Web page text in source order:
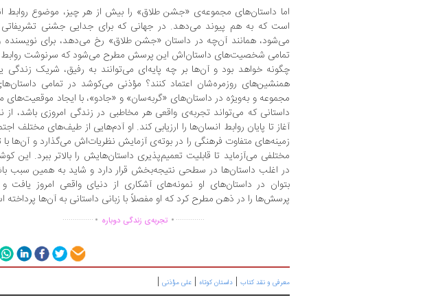
اما داستان‌های مجموعه‌ی «جشن طلاق» را بیش از هر چیز، موضوع روابط
است که به هم پیوند می‌دهد. در جهانی که برای جدایی جشنی تشریفاتی
می‌شود، همانند آن‌چه در داستان‌ «جشن طلاق» رخ می‌دهد، برای نویسنده و
تمامی شخصیت‌های داستان‌اش این پرسش مطرح می‌شود که سرنوشت روابط
چگونه خواهد بود و آن‌ها بر چه پایه‌ای می‌توانند به رفیق، شریک زندگی
همنشین‌های روزمره‌شان اعتماد کنند؟ مؤذنی می‌کوشد در تمامی
مجموعه و به‌ویژه در داستان‌های «گربه‌سان» و «جادو»، با ایجاد موقعیت‌های
داستانی که می‌تواند تجربه‌ی واقعی هر مخاطبی در زندگی امروزی باشد، از
آغاز تا پایان روابط انسان‌ها را ارزیابی کند. او آدم‌هایی از طیف‌های مختلف
زمینه‌های متفاوت فرهنگی را در بوته‌ی آزمایش نظریات‌اش می‌گذارد و آن‌ها
مختلفی می‌آزماید تا قابلیت تعمیم‌پذیری داستان‌هایش را بالاتر ببرد. این
در اغلب داستان‌ها در سطحی نتیجه‌بخش قرار دارد و شاید به همین سبب
بتوان در داستان‌های او نمونه‌های آشکاری از دنیای واقعی امروز یافت
پرسش‌ها را در ذهن مطرح کرد که او مفصلاً با زبانی داستانی به آن‌ها
................ تجربه‌ی زندگی دوباره. ..............
معرفی و نقد کتاب | داستان کوتاه | علی مؤذنی |